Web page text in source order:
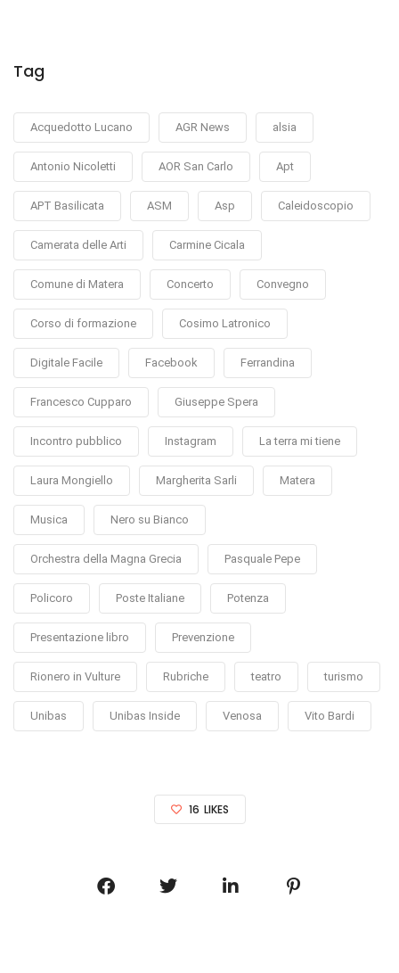
Tag
Acquedotto Lucano AGR News alsia
Antonio Nicoletti AOR San Carlo Apt
APT Basilicata ASM Asp Caleidoscopio
Camerata delle Arti Carmine Cicala
Comune di Matera Concerto Convegno
Corso di formazione Cosimo Latronico
Digitale Facile Facebook Ferrandina
Francesco Cupparo Giuseppe Spera
Incontro pubblico Instagram La terra mi tiene
Laura Mongiello Margherita Sarli Matera
Musica Nero su Bianco
Orchestra della Magna Grecia Pasquale Pepe
Policoro Poste Italiane Potenza
Presentazione libro Prevenzione
Rionero in Vulture Rubriche teatro turismo
Unibas Unibas Inside Venosa Vito Bardi
16 LIKES